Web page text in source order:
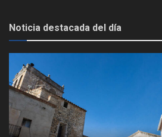
Noticia destacada del día